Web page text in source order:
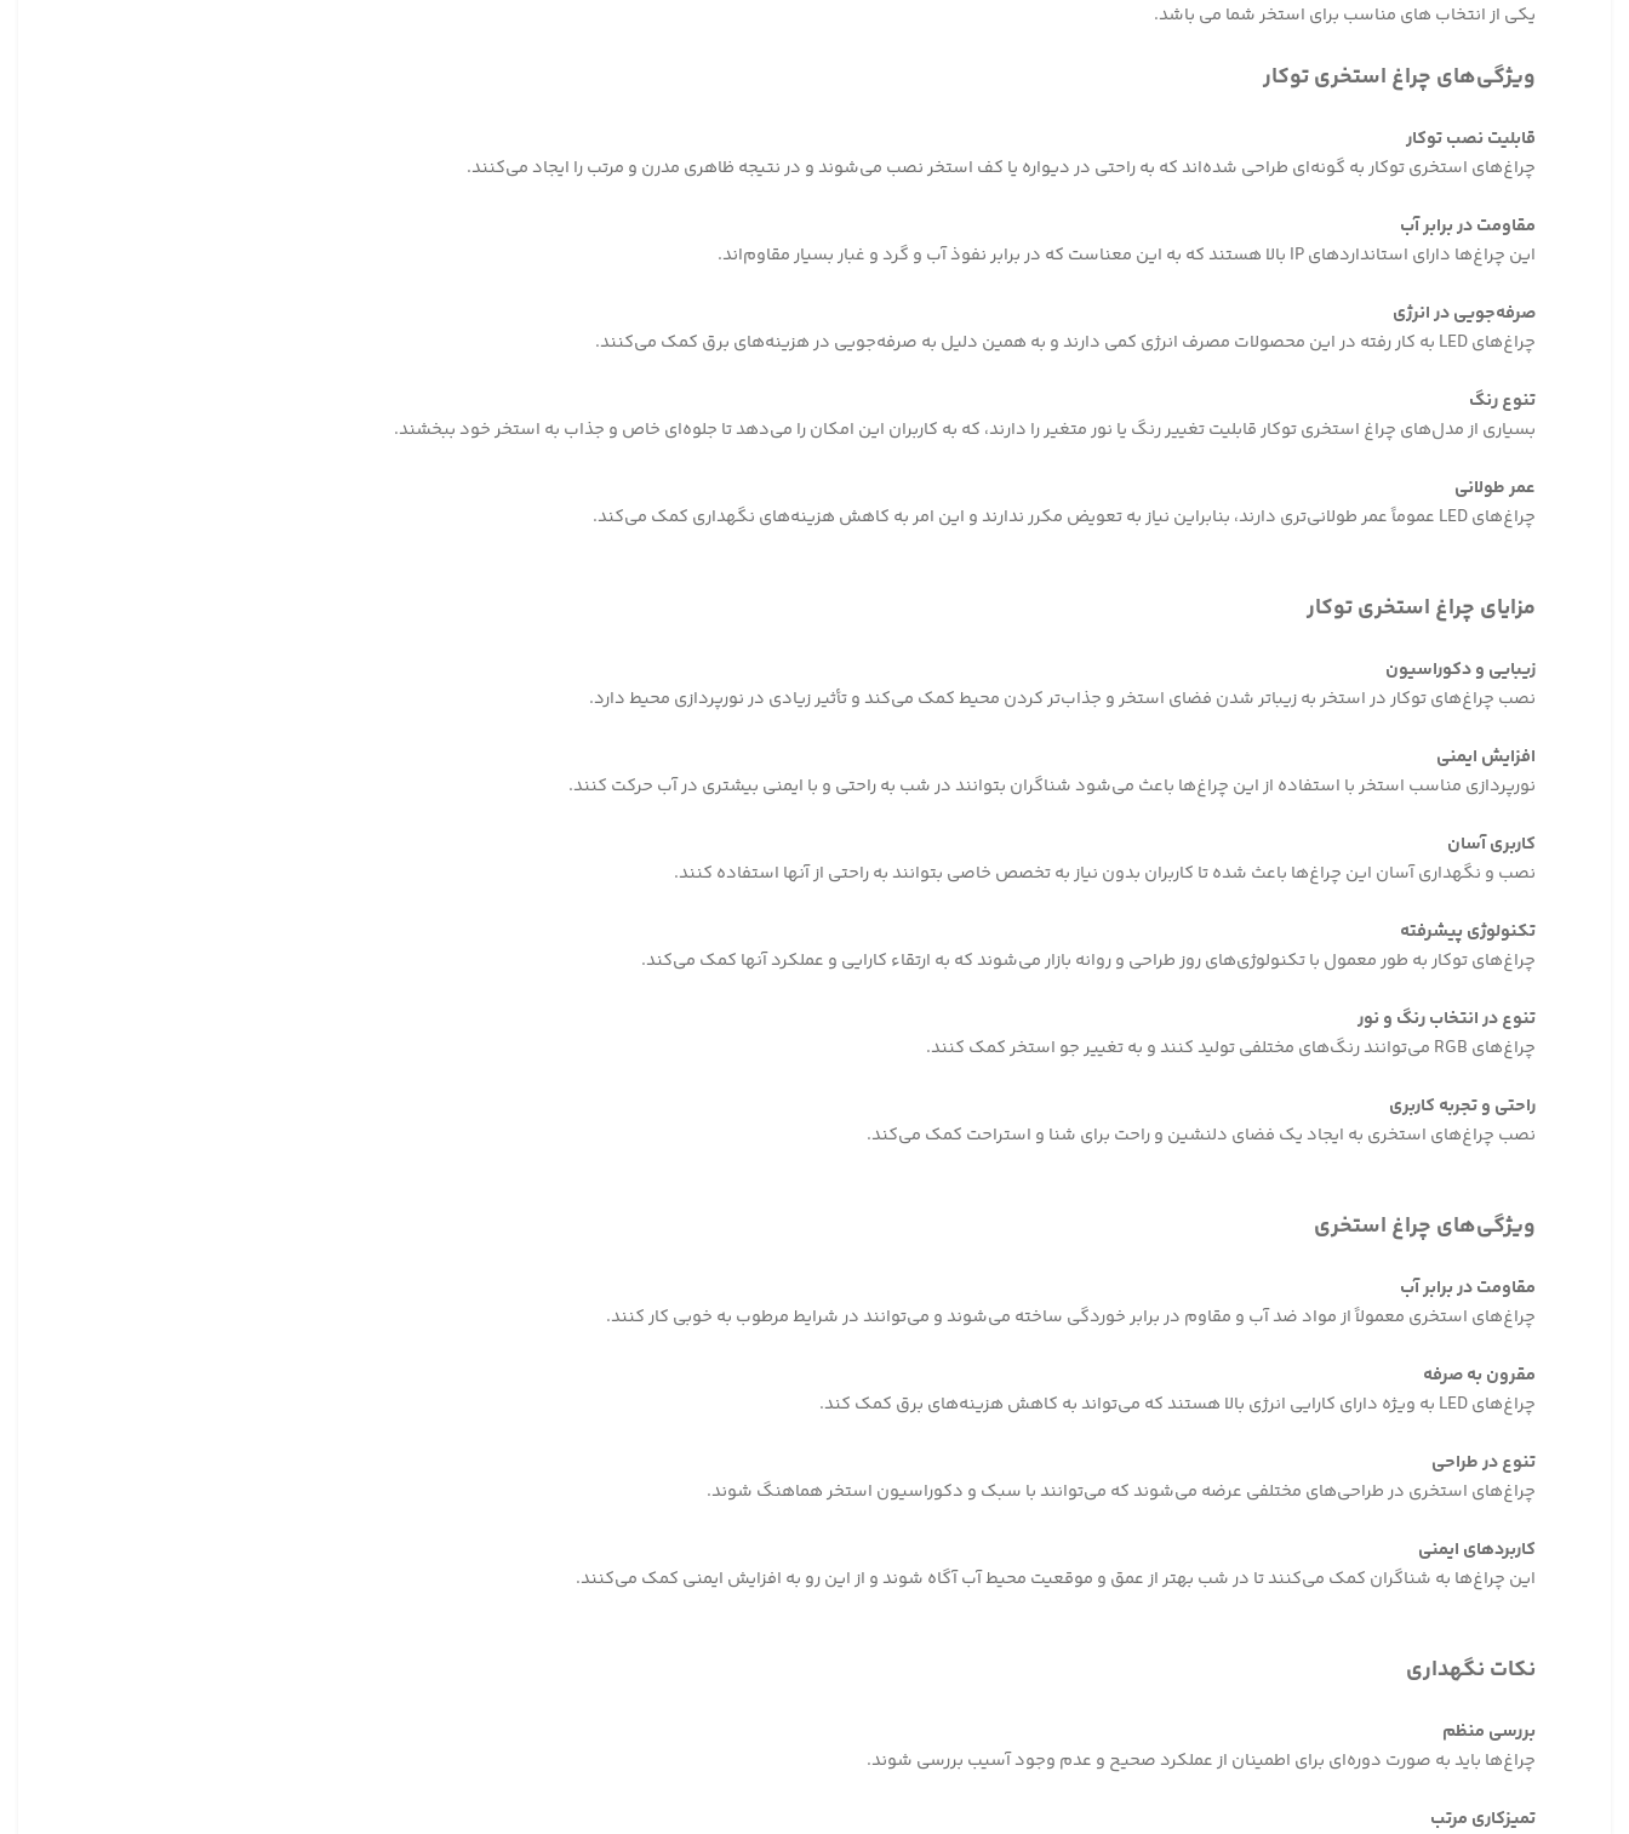
یکی از انتخاب های مناسب برای استخر شما می باشد.
ویژگی‌های چراغ استخری توکار
قابلیت نصب توکار
چراغ‌های استخری توکار به گونه‌ای طراحی شده‌اند که به راحتی در دیواره یا کف استخر نصب می‌شوند و در نتیجه ظاهری مدرن و مرتب را ایجاد می‌کنند.
مقاومت در برابر آب
این چراغ‌ها دارای استانداردهای IP بالا هستند که به این معناست که در برابر نفوذ آب و گرد و غبار بسیار مقاوم‌اند.
صرفه‌جویی در انرژی
چراغ‌های LED به کار رفته در این محصولات مصرف انرژی کمی دارند و به همین دلیل به صرفه‌جویی در هزینه‌های برق کمک می‌کنند.
تنوع رنگ
بسیاری از مدل‌های چراغ استخری توکار قابلیت تغییر رنگ یا نور متغير را دارند، که به کاربران این امکان را می‌دهد تا جلوه‌ای خاص و جذاب به استخر خود ببخشند.
عمر طولانی
چراغ‌های LED عموماً عمر طولانی‌تری دارند، بنابراین نیاز به تعویض مکرر ندارند و این امر به کاهش هزینه‌های نگهداری کمک می‌کند.
مزایای چراغ استخری توکار
زیبایی و دکوراسیون
نصب چراغ‌های توکار در استخر به زیباتر شدن فضای استخر و جذاب‌تر کردن محیط کمک می‌کند و تأثیر زیادی در نورپردازی محیط دارد.
افزایش ایمنی
نورپردازی مناسب استخر با استفاده از این چراغ‌ها باعث می‌شود شناگران بتوانند در شب به راحتی و با ایمنی بیشتری در آب حرکت کنند.
کاربری آسان
نصب و نگهداری آسان این چراغ‌ها باعث شده تا کاربران بدون نیاز به تخصص خاصی بتوانند به راحتی از آنها استفاده کنند.
تکنولوژی پیشرفته
چراغ‌های توکار به طور معمول با تکنولوژی‌های روز طراحی و روانه بازار می‌شوند که به ارتقاء کارایی و عملکرد آنها کمک می‌کند.
تنوع در انتخاب رنگ و نور
چراغ‌های RGB می‌توانند رنگ‌های مختلفی تولید کنند و به تغییر جو استخر کمک کنند.
راحتی و تجربه کاربری
نصب چراغ‌های استخری به ایجاد یک فضای دلنشین و راحت برای شنا و استراحت کمک می‌کند.
ویژگی‌های چراغ استخری
مقاومت در برابر آب
چراغ‌های استخری معمولاً از مواد ضد آب و مقاوم در برابر خوردگی ساخته می‌شوند و می‌توانند در شرایط مرطوب به خوبی کار کنند.
مقرون به صرفه
چراغ‌های LED به ویژه دارای کارایی انرژی بالا هستند که می‌تواند به کاهش هزینه‌های برق کمک کند.
تنوع در طراحی
چراغ‌های استخری در طراحی‌های مختلفی عرضه می‌شوند که می‌توانند با سبک و دکوراسیون استخر هماهنگ شوند.
کاربردهای ایمنی
این چراغ‌ها به شناگران کمک می‌کنند تا در شب بهتر از عمق و موقعیت محیط آب آگاه شوند و از این رو به افزایش ایمنی کمک می‌کنند.
نکات نگهداری
بررسی منظم
چراغ‌ها باید به صورت دوره‌ای برای اطمینان از عملکرد صحیح و عدم وجود آسیب بررسی شوند.
تمیزکاری مرتب